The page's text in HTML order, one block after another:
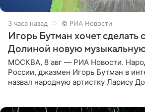
3 часа назад © РИА Новости
Игорь Бутман хочет сделать
Долиной новую
МОСКВА, 8 авг — РИА Новости.
России, джазмен Игорь Бутман в
назвал народную артистку Ларису